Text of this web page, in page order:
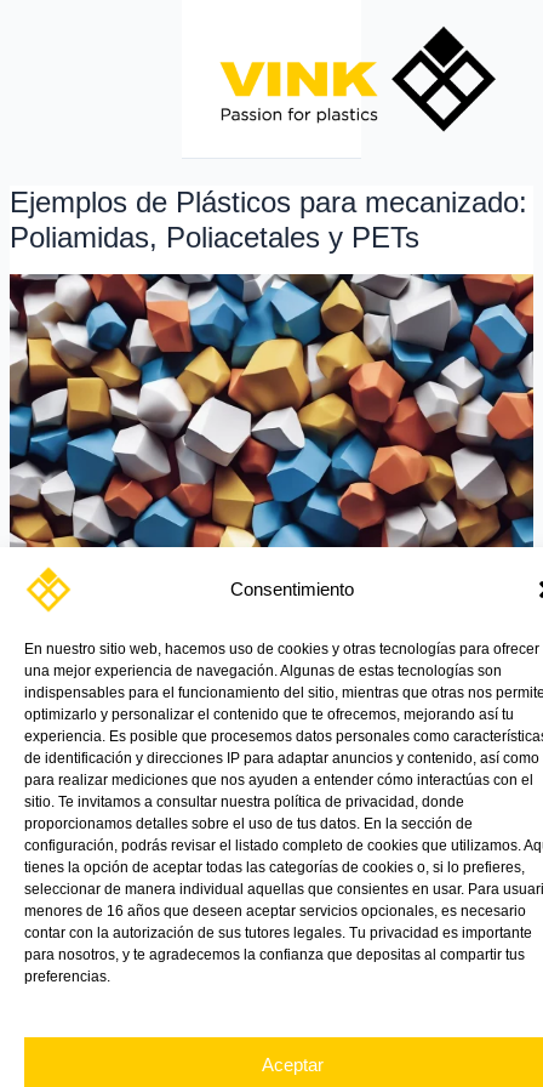
Consentimiento
En nuestro sitio web, hacemos uso de cookies y otras tecnologías para ofrecer
una mejor experiencia de navegación. Algunas de estas tecnologías son
indispensables para el funcionamiento del sitio, mientras que otras nos
optimizarlo y personalizar el contenido que te ofrecemos, mejorando así tu
experiencia. Es posible que procesemos datos personales como
de identificación y direcciones IP para adaptar anuncios y contenido, así como
para realizar mediciones que nos ayuden a entender cómo interactúas con el
sitio. Te invitamos a consultar nuestra política de privacidad, donde
proporcionamos detalles sobre el uso de tus datos. En la sección de
configuración, podrás revisar el listado completo de cookies que utilizamos.
tienes la opción de aceptar todas las categorías de cookies o, si lo prefieres,
seleccionar de manera individual aquellas que consientes en usar. Para
menores de 16 años que deseen aceptar servicios opcionales, es necesario
contar con la autorización de sus tutores legales. Tu privacidad es importante
para nosotros, y te agradecemos la confianza que depositas al compartir tus
preferencias.
Aceptar
Ejemplos de Plásticos para mecanizado:
Poliamidas, Poliacetales y PETs
Ejemplos de Plásticos para Mecanizado: Poliamidas, Poliacetales
y PETs Recientemente, en VINK Plastics, realizamos la primera
formación sobre los plásticos […]
Ejemplos
de
Plásticos
para
mecanizado:
Poliamidas,
Poliacetales
y
PETs
Read More »